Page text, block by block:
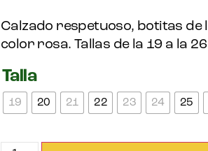
Calzado respetuoso, botitas de
color rosa. Tallas de la 19 a la 26
Talla
19 20 21 22 23 24 25